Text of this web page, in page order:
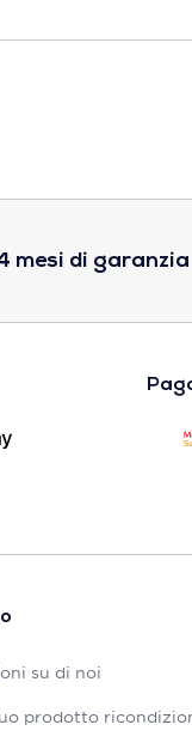
mesi di garanzia
su di noi
prodotto